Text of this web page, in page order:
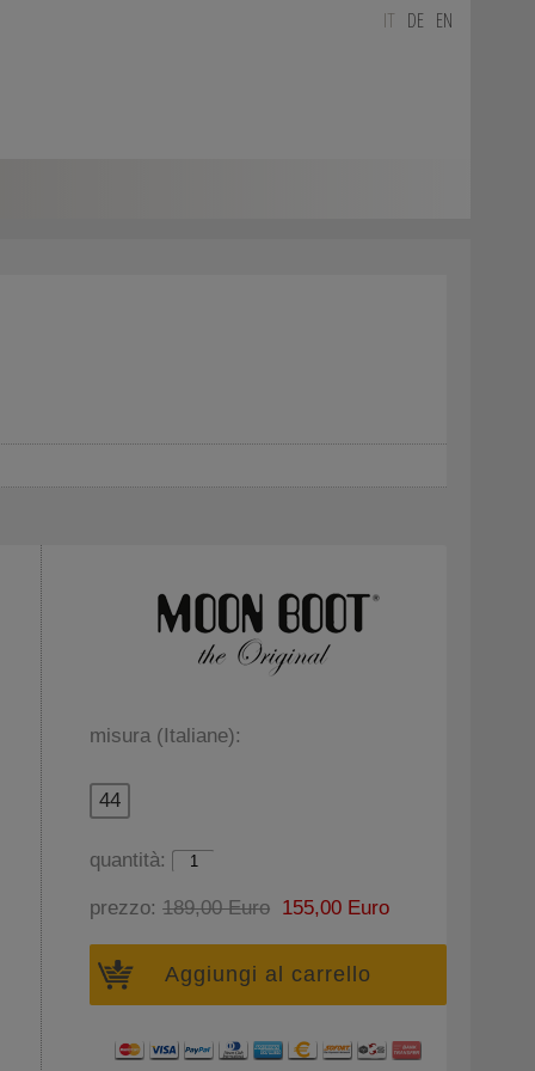
DE EN
misura (Italiane):
44
quantità:
prezzo:189,00 Euro 155,00 Euro
Aggiungi al carrello